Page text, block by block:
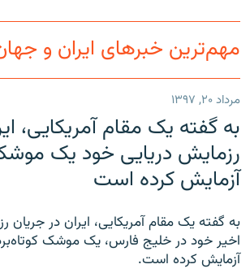
مهم‌ترین خبرهای ایران و
مرداد ۲۰, ۱۳۹۷
به گفته یک مقام آمریکایی،
رزمایش دریایی خود یک
آزمایش کرده است
به گفته یک مقام آمریکایی، ایران در جریان
اخیر خود در خلیج فارس، یک موشک
آزمایش کرده است.